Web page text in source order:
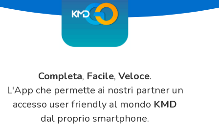
Completa, Facile, Veloce.
L'App che permette ai nostri partner un
accesso user friendly al mondo KMD
dal proprio smartphone.